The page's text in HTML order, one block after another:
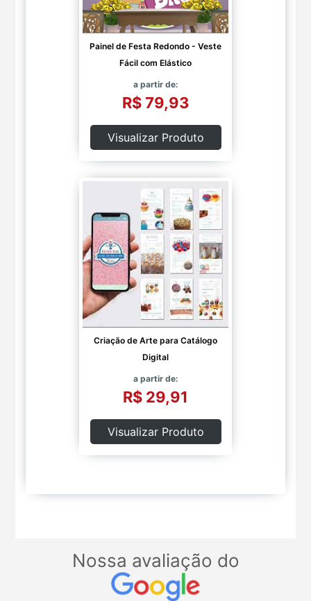
Painel de Festa Redondo - Veste
Fácil com Elástico
a partir de:
R$ 79,93
Visualizar Produto
Criação de Arte para Catálogo
Digital
a partir de:
R$ 29,91
Visualizar Produto
Nossa avaliação do